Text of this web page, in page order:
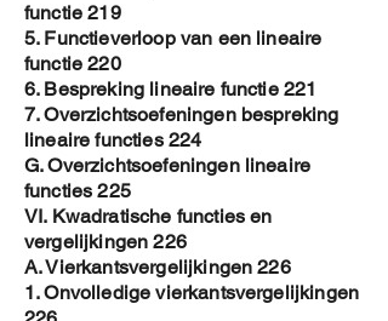
functie 219
5. Functieverloop van een lineaire
functie 220
6. Bespreking lineaire functie 221
7. Overzichtsoefeningen bespreking
lineaire functies 224
G. Overzichtsoefeningen lineaire
functies 225
VI. Kwadratische functies en
vergelijkingen 226
A. Vierkantsvergelijkingen 226
1. Onvolledige vierkantsvergelijkingen